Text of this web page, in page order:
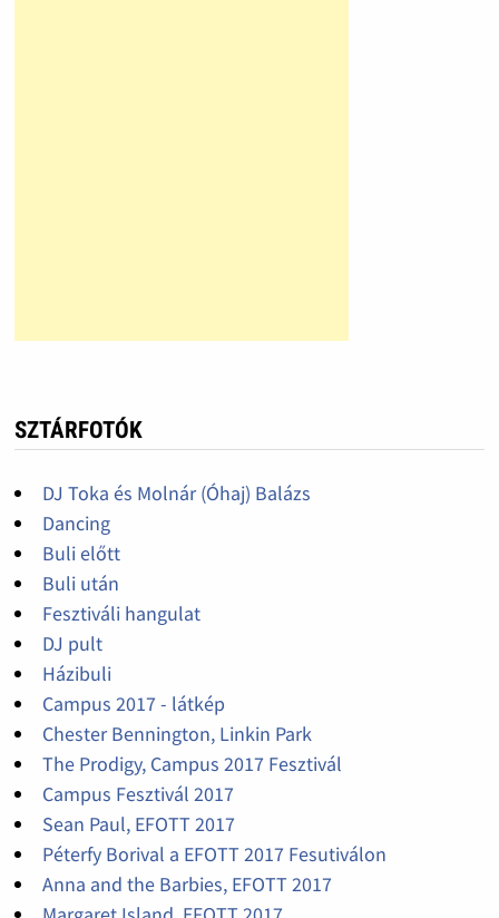
SZTÁRFOTÓK
DJ Toka és Molnár (Óhaj) Balázs
Dancing
Buli előtt
Buli után
Fesztiváli hangulat
DJ pult
Házibuli
Campus 2017 - látkép
Chester Bennington, Linkin Park
The Prodigy, Campus 2017 Fesztivál
Campus Fesztivál 2017
Sean Paul, EFOTT 2017
Péterfy Borival a EFOTT 2017 Fesutiválon
Anna and the Barbies, EFOTT 2017